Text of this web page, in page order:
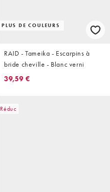
PLUS DE COULEURS
RAID - Tameika - Escarpins à
bride cheville - Blanc verni
39,59 €
Réduc